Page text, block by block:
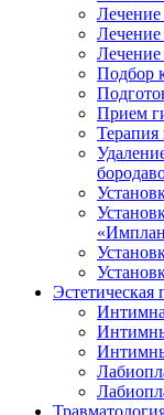
Лечение
Лечение
Лечение
Подбор
Прием
Терапия
Эстетическая